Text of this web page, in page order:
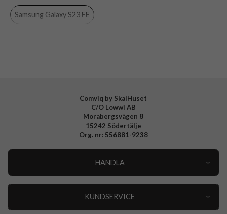
Samsung Galaxy S23 FE
Comviq by SkalHuset
C/O Lowwi AB
Morabergsvägen 8
15242 Södertälje
Org. nr: 556881-9238
HANDLA
KUNDSERVICE